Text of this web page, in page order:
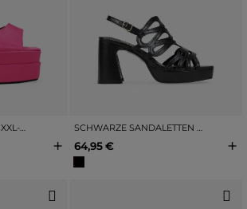
PINKE SANDALEN MIT XXL-ABSATZ
+
SCHWARZE SANDALETTEN MIT SCHNALLENVERSCHLUSS
64,95 € +